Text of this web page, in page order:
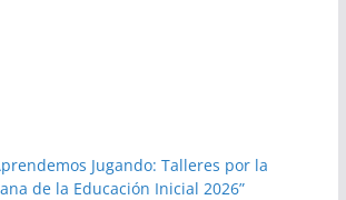
Jugando: Talleres por la
de la Educación Inicial 2026”